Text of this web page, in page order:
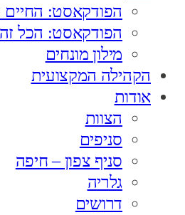
הפודקאסט:
הפודקאסט: הכל
מילון מונחים
הקהילה המקצועית
אודות
הצוות
סניפים
סניף צפון – חיפה
גלריה
דרושים